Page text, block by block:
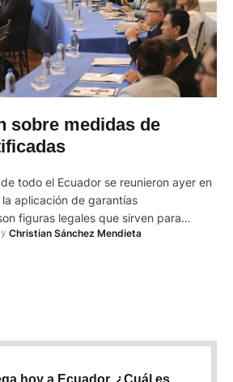
sobre medidas de
todo el Ecuador se reunieron ayer en
aplicación de garantías
figuras legales que sirven para
y acceso a la justicia. Sin
estos mecanismos de carácter
Christian Sánchez Mendieta
hoy a Ecuador. ¿Cuál es